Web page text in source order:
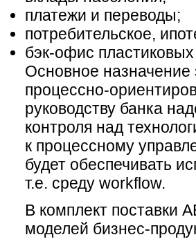
платежи и переводы;
потребительское,
бэк-офис пластиковых
Основное
процессно-
руководству банка
контроля над
к процессному
будет обеспечивать
т.е. среду workflow.
В комплект поставки
моделей бизнес-